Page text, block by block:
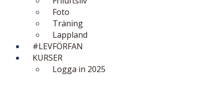
Foto
Träning
Lappland
#LEVFÖRFAN
KURSER
Logga in 2025